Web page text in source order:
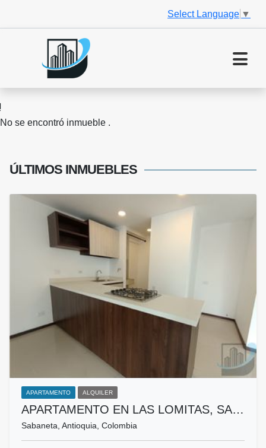
Select Language ▼
No se encontró inmueble .
ÚLTIMOS INMUEBLES
APARTAMENTO ALQUILER
APARTAMENTO EN LAS LOMITAS, SA…
Sabaneta, Antioquia, Colombia